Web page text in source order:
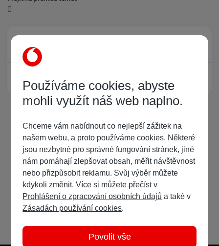
Právě prohlíží tuto stránku
Žádný registrovaný uživatel si neprohlíží tuto stránku
Používáme cookies, abyste
mohli využít náš web naplno.
Chceme vám nabídnout co nejlepší zážitek na
našem webu, a proto používáme cookies. Některé
jsou nezbytné pro správné fungování stránek, jiné
nám pomáhají zlepšovat obsah, měřit návštěvnost
nebo přizpůsobit reklamu. Svůj výběr můžete
kdykoli změnit. Více si můžete přečíst v
Prohlášení o zpracování osobních údajů a také v
Zásadách používání cookies.
Povolit vše